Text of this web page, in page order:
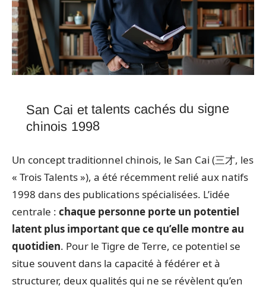
San Cai et talents cachés du signe
chinois 1998
Un concept traditionnel chinois, le San Cai (三才, les
« Trois Talents »), a été récemment relié aux natifs
1998 dans des publications spécialisées. L’idée
centrale : chaque personne porte un potentiel
latent plus important que ce qu’elle montre au
quotidien. Pour le Tigre de Terre, ce potentiel se
situe souvent dans la capacité à fédérer et à
structurer, deux qualités qui ne se révèlent qu’en